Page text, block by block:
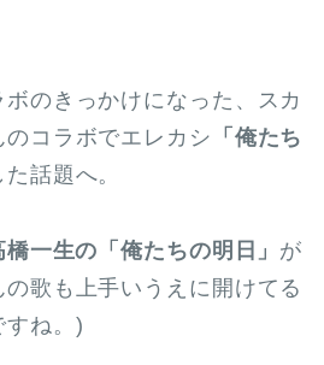
のきっかけになった、スカ
コラボでエレカシ 「俺たち
話題へ。
一生の「俺たちの明日」 が
歌も上手いうえに開けてる
すね。)